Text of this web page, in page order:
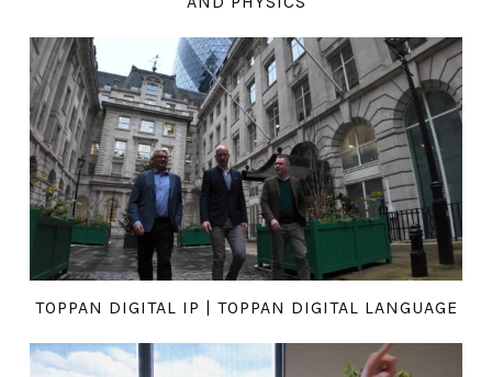
TOPPAN DIGITAL IP | TOPPAN DIGITAL LANGUAGE